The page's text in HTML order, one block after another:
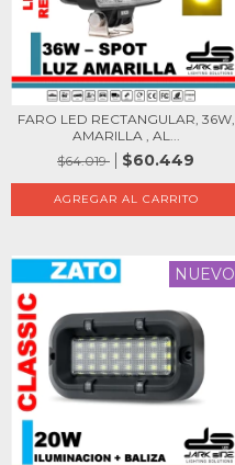
FARO LED RECTANGULAR, 36W,
AMARILLA , AL...
$64.019
$60.449
NUEVO